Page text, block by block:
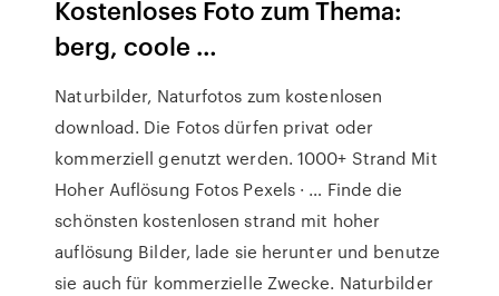
Kostenloses Foto zum Thema:
berg, coole …
Naturbilder, Naturfotos zum kostenlosen
download. Die Fotos dürfen privat oder
kommerziell genutzt werden. 1000+ Strand Mit
Hoher Auflösung Fotos Pexels · … Finde die
schönsten kostenlosen strand mit hoher
auflösung Bilder, lade sie herunter und benutze
sie auch für kommerzielle Zwecke. Naturbilder